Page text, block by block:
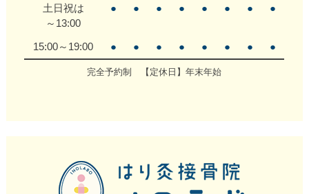
土日祝は
～13:00
● ● ● ● ● ● ● ●
15:00～19:00 ● ● ● ● ● ● ● ●
完全予約制 【定休日】年末年始